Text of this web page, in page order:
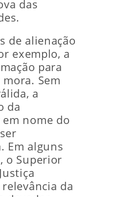
das
de alienação
exemplo, a
para
Sem
a
da
nome do
Em alguns
o Superior
da